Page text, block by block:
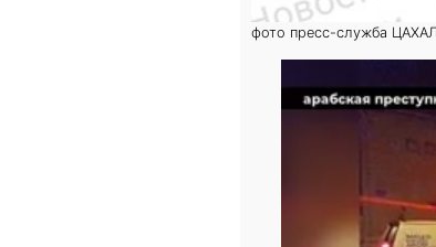
фото пресс-служба